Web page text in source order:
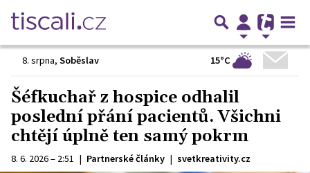
8. srpna, Soběslav 15°C
Šéfkuchař z hospice odhalil
poslední přání pacientů. Všichni
chtějí úplně ten samý pokrm
8. 6. 2026 – 2:51 | Partnerské články | svetkreativity.cz